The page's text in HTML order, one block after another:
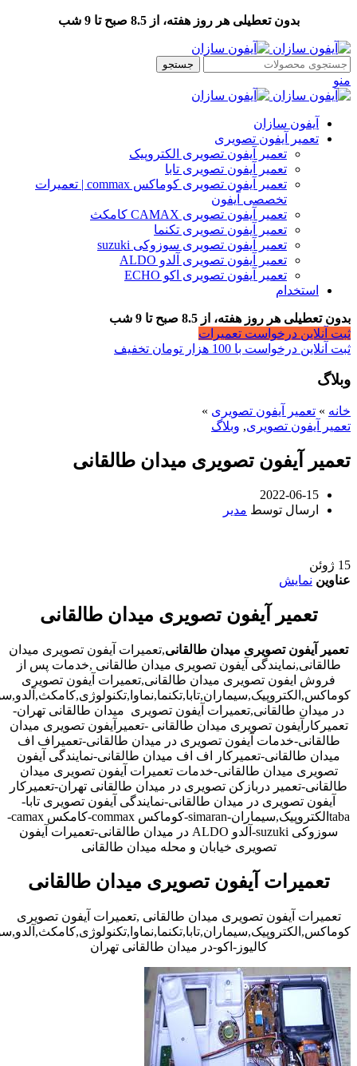
بدون تعطیلی هر روز هفته، از 8.5 صبح تا 9 شب
جستجو
منو
آیفون سازان
تعمیر آیفون تصویری
تعمیر آیفون تصویری الکتروپیک
تعمیر آیفون تصویری تابا
تعمیر آیفون تصویری کوماکس commax | تعمیرات
تخصصی آیفون
تعمیر آیفون تصویری CAMAX کامکث
تعمیر آیفون تصویری تکنما
تعمیر آیفون تصویری سوزوکی suzuki
تعمیر آیفون تصویری آلدو ALDO
تعمیر آیفون تصویری اکو ECHO
استخدام
بدون تعطیلی هر روز هفته، از 8.5 صبح تا 9 شب
ثبت آنلاین درخواست تعمیرات
ثبت آنلاین درخواست با 100 هزار تومان تخفیف
وبلاگ
خانه » تعمیر آیفون تصویری »
تعمیر آیفون تصویری, وبلاگ
تعمیر آیفون تصویری میدان طالقانی
2022-06-15
ارسال توسط مدیر
15 ژوئن
عناوین نمایش
تعمیر آیفون تصویری میدان طالقانی
تعمیر آیفون تصویری میدان طالقانی,تعمیرات آیفون تصویری میدان
طالقانی,نمایندگی آیفون تصویری میدان طالقانی ,خدمات پس از
فروش ایفون تصویری میدان طالقانی,تعمیرات آیفون تصویری
در میدان طالقانی,تعمیرات آیفون تصویری میدان طالقانی تهران-
تعمیرکارآیفون تصویری میدان طالقانی -تعمیرآیفون تصویری میدان
طالقانی-خدمات آیفون تصویری در میدان طالقانی-تعمیراف اف
میدان طالقانی-تعمیرکار اف اف میدان طالقانی-نمایندگی آیفون
تصویری میدان طالقانی-خدمات تعمیرات آیفون تصویری میدان
طالقانی-تعمیر دربازکن تصویری در میدان طالقانی تهران-تعمیرکار
آیفون تصویری در میدان طالقانی-نمایندگی آیفون تصویری تابا-
tabaالکتروپیک,سیماران-simaran-کوماکس commax-کامکس camax-
سوزوکی suzuki-آلدو ALDO در میدان طالقانی-تعمیرات آیفون
تصویری خیابان و محله میدان طالقانی
تعمیرات آیفون تصویری میدان طالقانی
تعمیرات آیفون تصویری میدان طالقانی ,تعمیرات آیفون تصویری
کالیوز-اکو-در میدان طالقانی تهران